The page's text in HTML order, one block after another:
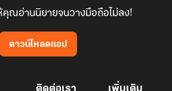
คุณอ่านนิยายจนวางมือถือไม่ลง!
ดาวน์โหลดแอป